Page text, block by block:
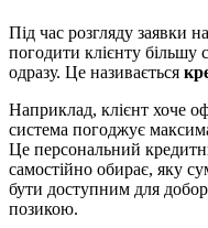
Під час розгляду заявки
погодити клієнту більшу
одразу. Це називається
Наприклад, клієнт хоче
система погоджує
Це персональний
самостійно обирає, яку
бути доступним для
позикою.